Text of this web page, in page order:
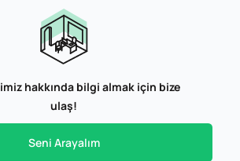
hakkında bilgi almak için bize
ulaş!
Seni Arayalım